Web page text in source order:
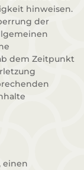
hinweisen.
der
dem Zeitpunkt
einen